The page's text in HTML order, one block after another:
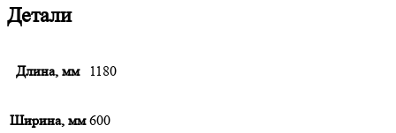
Детали
Длина, мм 1180
Ширина, мм 600